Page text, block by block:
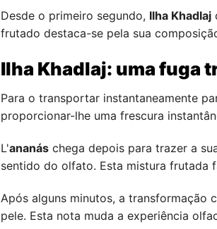
Desde o primeiro segundo, Ilha Khadlaj
frutado destaca-se pela sua
Ilha Khadlaj: uma fuga
Para o transportar instantaneamente
proporcionar-lhe uma frescura
L'ananás chega depois para trazer a
sentido do olfato. Esta mistura frutada
Após alguns minutos, a transformação
pele. Esta nota muda a experiência